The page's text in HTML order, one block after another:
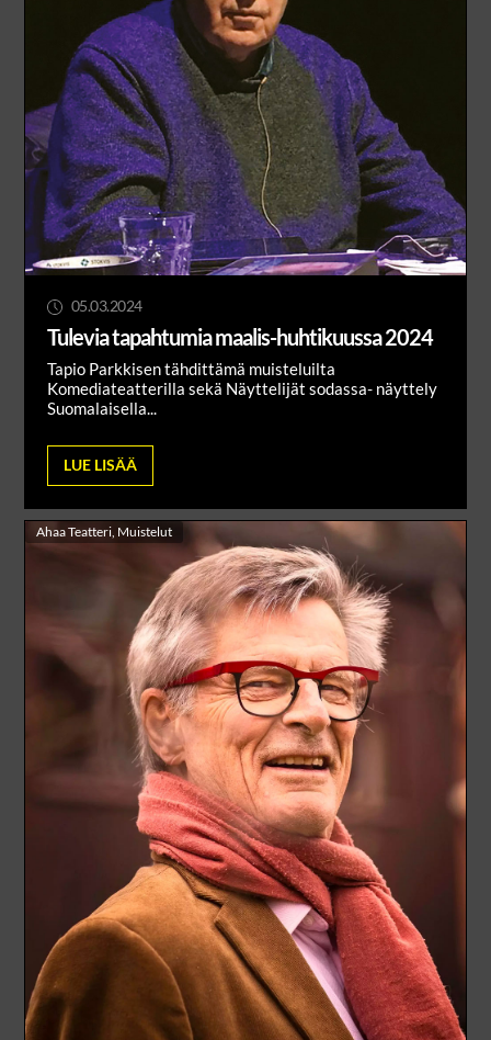
05.03.2024
Tulevia tapahtumia maalis-huhtikuussa 2024
Tapio Parkkisen tähdittämä muisteluilta
Komediateatterilla sekä Näyttelijät sodassa- näyttely
Suomalaisella...
LUE LISÄÄ
Ahaa Teatteri, Muistelut